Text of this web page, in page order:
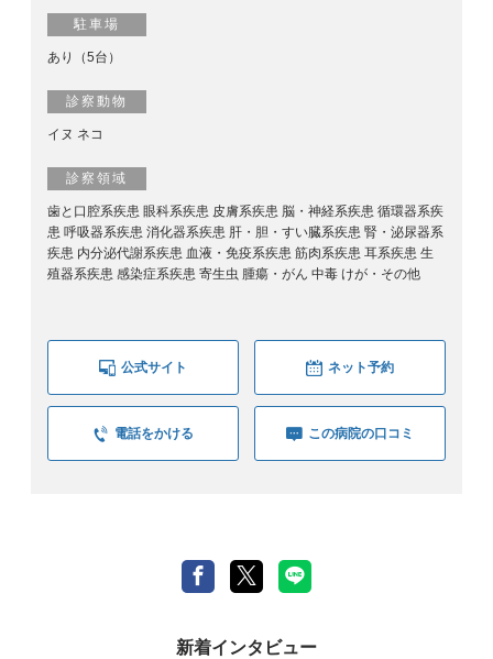
駐車場
あり（5台）
診察動物
イヌ ネコ
診察領域
歯と口腔系疾患 眼科系疾患 皮膚系疾患 脳・神経系疾患 循環器系疾
患 呼吸器系疾患 消化器系疾患 肝・胆・すい臓系疾患 腎・泌尿器系
疾患 内分泌代謝系疾患 血液・免疫系疾患 筋肉系疾患 耳系疾患 生
殖器系疾患 感染症系疾患 寄生虫 腫瘍・がん 中毒 けが・その他
公式サイト ネット予約
電話をかける この病院の口コミ
新着インタビュー